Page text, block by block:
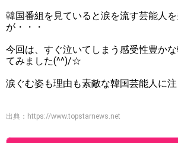
韓国番組を見ていると涙を流す芸能人
が・・・
今回は、すぐ泣いてしまう感受性豊か
てみました(^^)/☆
涙ぐむ姿も理由も素敵な韓国芸能人に
出典： https://www.topstarnews.net